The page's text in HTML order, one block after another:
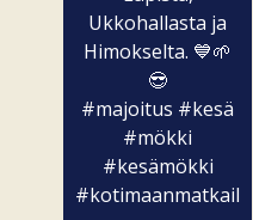
Ukkohallasta ja
Himokselta. 💙🌱
😎
#majoitus #kesä
#mökki
#kesämökki
#kotimaanmatkailu